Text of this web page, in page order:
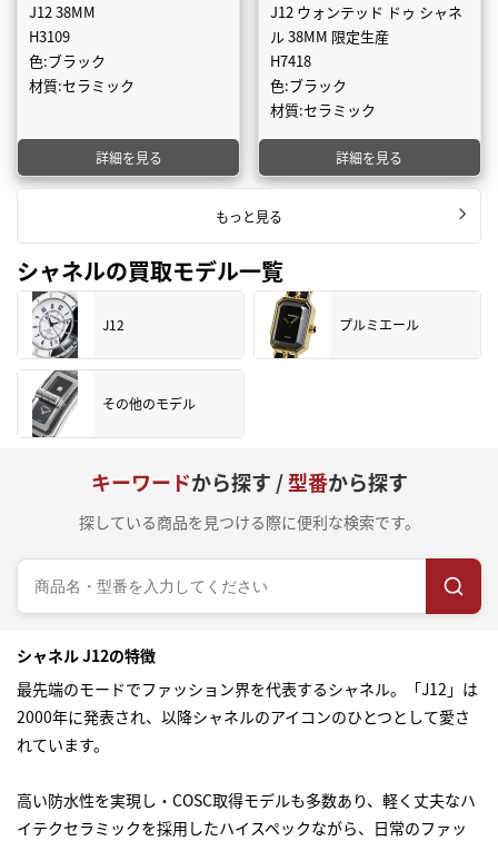
J12 38MM
H3109
色:ブラック
材質:セラミック
詳細を見る
J12 ウォンテッド ドゥ シャネ
ル 38MM 限定生産
H7418
色:ブラック
材質:セラミック
詳細を見る
もっと見る
シャネルの買取モデル一覧
J12 プルミエール
その他のモデル
キーワードから探す /型番から探す
探している商品を見つける際に便利な検索です。
シャネル J12の特徴
最先端のモードでファッション界を代表するシャネル。「J12」は
2000年に発表され、以降シャネルのアイコンのひとつとして愛さ
れています。
高い防水性を実現し・COSC取得モデルも多数あり、軽く丈夫なハ
イテクセラミックを採用したハイスペックながら、日常のファッ